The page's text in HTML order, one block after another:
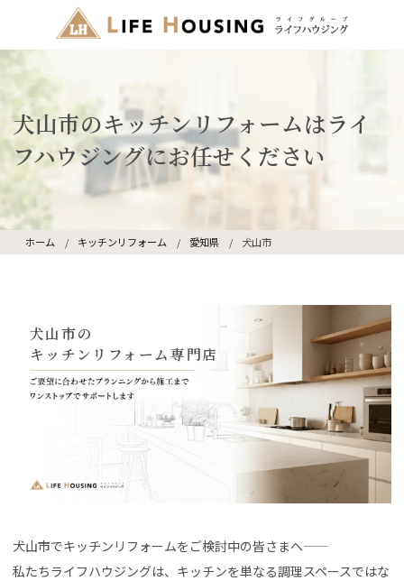
犬山市のキッチンリフォームはライ
フハウジングにお任せください
ホーム キッチンリフォーム 愛知県 犬山市
犬山市の
キッチンリフォーム専門店
犬山市でキッチンリフォームをご検討中の皆さまへ――
私たちライフハウジングは、キッチンを単なる調理スペースではな